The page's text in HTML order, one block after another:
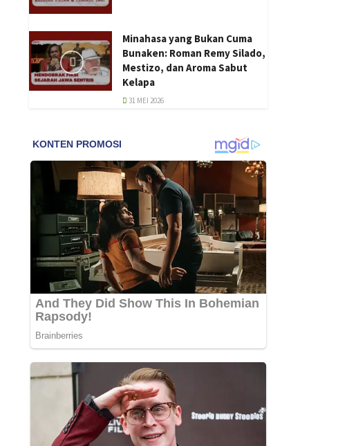
Minahasa yang Bukan Cuma
Bunaken: Roman Remy Silado,
Mestizo, dan Aroma Sabut
Kelapa
31 MEI 2026